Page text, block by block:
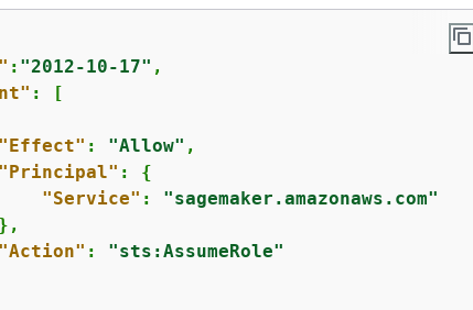
: "2012-10-17" ,
: [
"Effect" : "Allow" ,
"Principal" : {
"Service" : "sagemaker.amazonaws.com"
"Action" : "sts:AssumeRole"